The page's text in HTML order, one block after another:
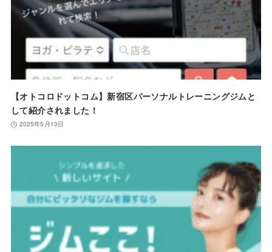
【オトコロドットコム】新宿区パーソナルトレーニングジムと
して紹介されました！
2025年5月13日